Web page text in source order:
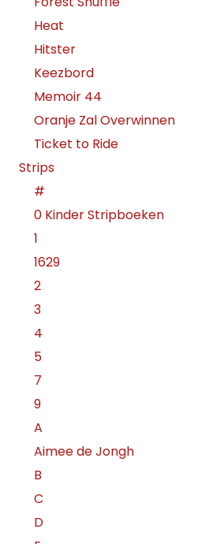
Heat
Hitster
Keezbord
Memoir 44
Oranje Zal Overwinnen
Ticket to Ride
Strips
#
0 Kinder Stripboeken
1
1629
2
3
4
5
7
9
A
Aimee de Jongh
B
C
D